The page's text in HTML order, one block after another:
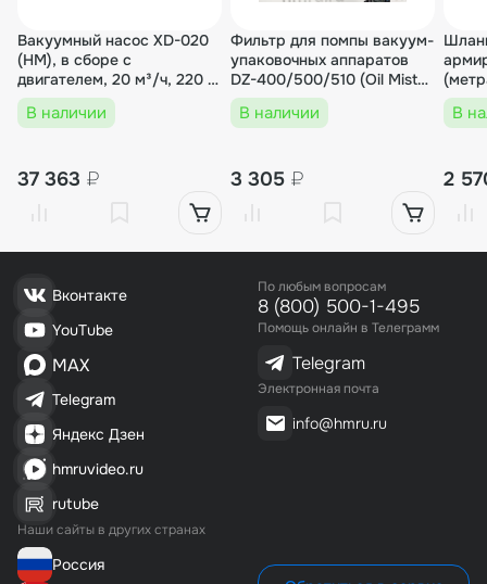
Вакуумный насос XD-020
(HM), в сборе с
двигателем, 20 м³/ч, 220 В,
750 Вт, для DZ, HVC, HVT,
TBВ наличии
37 363 ₽
Фильтр для помпы вакуум-
упаковочных аппаратов
DZ-400/500/510 (Oil Mist
Filter)
В наличии
3 305 ₽
В
2
Вконтакте
YouTube
MAX
Telegram
Яндекс Дзен
hmruvideo.ru
rutube
Наши сайты в других странах
Россия
По любым вопросам
8 (800) 500-1-495
Помощь онлайн в Телеграмм
Telegram
Электронная почта
info@hmru.ru